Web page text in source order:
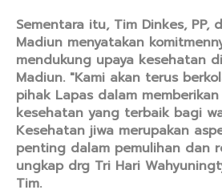
Sementara itu, Tim Dinkes, PP,
Madiun menyatakan
mendukung upaya kesehatan
Madiun. "Kami akan terus
pihak Lapas dalam
kesehatan yang terbaik bagi
Kesehatan jiwa merupakan
penting dalam pemulihan dan
ungkap drg Tri Hari
Tim.